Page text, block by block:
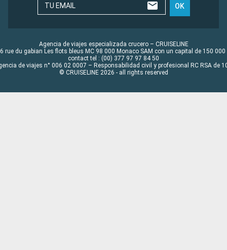
TU EMAIL OK
Agencia de viajes especializada crucero – CRUISELINE
rue du gabian Les flots bleus MC 98 000 Monaco SAM con un capital de 150 000
contact tel : (00) 377 97 97 84 50
de viajes n° 006 02 0007 – Responsabilidad civil y profesional RC RSA de
© CRUISELINE 2026 - all rights reserved